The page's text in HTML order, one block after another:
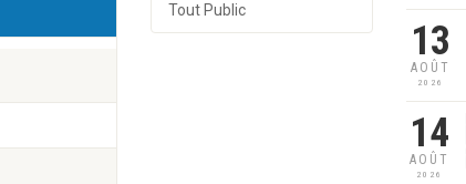
Tout Public
13
AOÛT
2026
14
AOÛT
2026